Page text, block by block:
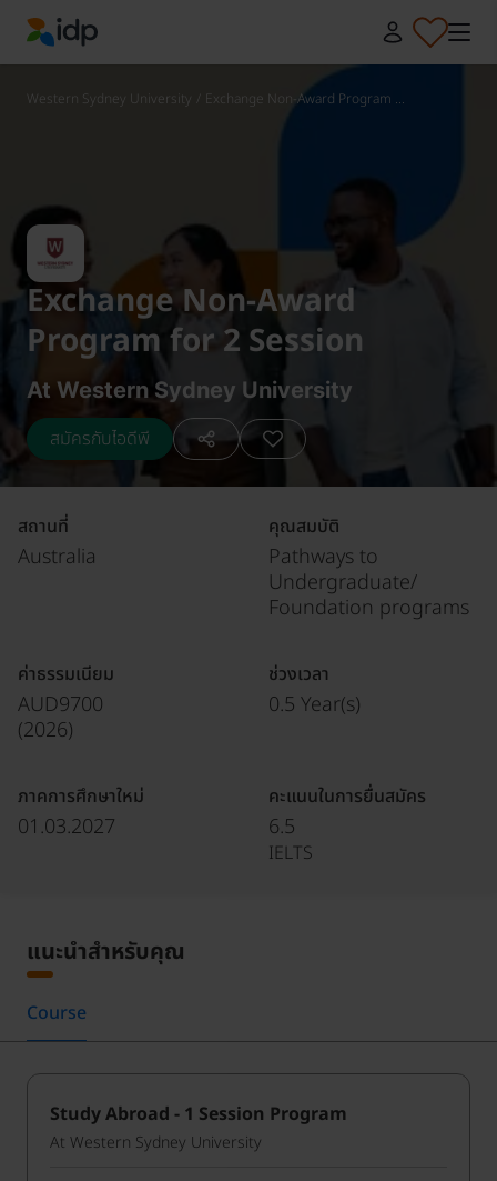
IDP Education
Western Sydney University / Exchange Non-Award Program ...
Exchange Non-Award
Program for 2 Session
At Western Sydney University
สมัครกับไอดีพี
สถานที่
Australia
คุณสมบัติ
Pathways to
Undergraduate/
Foundation programs
ค่าธรรมเนียม
AUD9700
(2026)
ช่วงเวลา
0.5 Year(s)
ภาคการศึกษาใหม่
01.03.2027
คะแนนในการยื่นสมัคร
6.5
IELTS
แนะนำสำหรับคุณ
Course
Study Abroad - 1 Session Program
At Western Sydney University